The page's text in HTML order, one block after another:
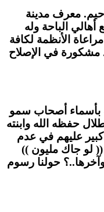
معرف مدينة
الباحة وله
الأنظمة لكافة
مشكورة في الإصلاح
بأسماء أصحاب سمو
حفظه الله وابنته
عليهم في عدم
(( لو جاك مليون ))
حولنا رسوم